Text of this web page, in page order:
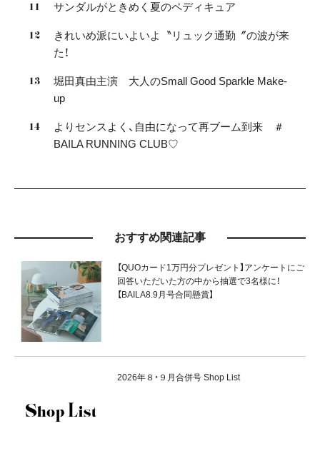
サンダルがときめく夏のペディキュア
きれいめ派にいよいよ〝リュック通勤〞の波が来
た！
堀田真由主演 大人のSmall Good Sparkle Make-
up
よりセンスよく、自由になって再ブーム到来 ＃
BAILA RUNNING CLUB♡
おすすめ関連記事
【QUOカード1万円分プレゼント】アンケートにご
回答いただいた方の中から抽選で3名様に！
【BAILA8.9月号合同懸賞】
2026年８・９月合併号 Shop List